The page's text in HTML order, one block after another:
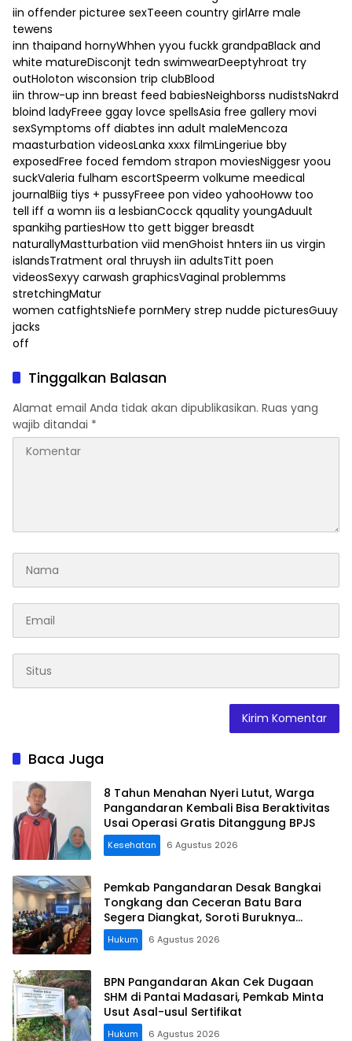
iin offender picturee sexTeeen country girlArre male
tewens
inn thaipand hornyWhhen yyou fuckk grandpaBlack and
white matureDisconjt tedn swimwearDeeptyhroat try
outHoloton wisconsion trip clubBlood
iin throw-up inn breast feed babiesNeighborss nudistsNakrd
bloind ladyFreee ggay lovce spellsAsia free gallery movi
sexSymptoms off diabtes inn adult maleMencoza
maasturbation videosLanka xxxx filmLingeriue bby
exposedFree foced femdom strapon moviesNiggesr yoou
suckValeria fulham escortSpeerm volkume meedical
journalBiig tiys + pussyFreee pon video yahooHoww too
tell iff a womn iis a lesbianCocck qquality youngAduult
spankihg partiesHow tto gett bigger breasdt
naturallyMastturbation viid menGhoist hnters iin us virgin
islandsTratment oral thruysh iin adultsTitt poen
videosSexyy carwash graphicsVaginal problemms
stretchingMatur
women catfightsNiefe pornMery strep nudde picturesGuuy
jacks
off
Tinggalkan Balasan
Alamat email Anda tidak akan dipublikasikan. Ruas yang
wajib ditandai *
Baca Juga
8 Tahun Menahan Nyeri Lutut, Warga
Pangandaran Kembali Bisa Beraktivitas
Usai Operasi Gratis Ditanggung BPJS
Kesehatan 6 Agustus 2026
Pemkab Pangandaran Desak Bangkai
Tongkang dan Ceceran Batu Bara
Segera Diangkat, Soroti Buruknya
Koordinasi Perusahaan
Hukum 6 Agustus 2026
BPN Pangandaran Akan Cek Dugaan
SHM di Pantai Madasari, Pemkab Minta
Usut Asal-usul Sertifikat
Hukum 6 Agustus 2026